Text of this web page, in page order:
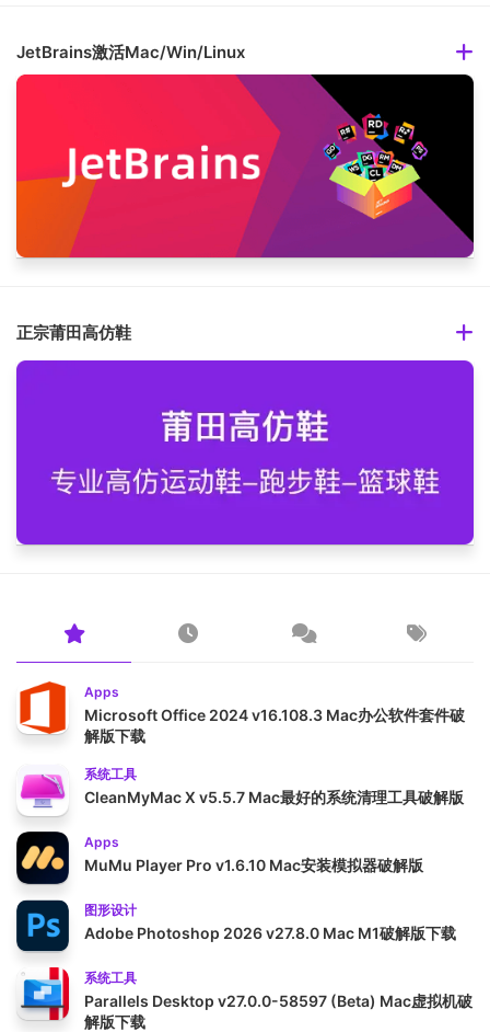
JetBrains激活Mac/Win/Linux
正宗莆田高仿鞋
Apps
Microsoft Office 2024 v16.108.3 Mac办公软件套件破
解版下载
系统工具
CleanMyMac X v5.5.7 Mac最好的系统清理工具破解版
Apps
MuMu Player Pro v1.6.10 Mac安装模拟器破解版
图形设计
Adobe Photoshop 2026 v27.8.0 Mac M1破解版下载
系统工具
Parallels Desktop v27.0.0-58597 (Beta) Mac虚拟机破
解版下载